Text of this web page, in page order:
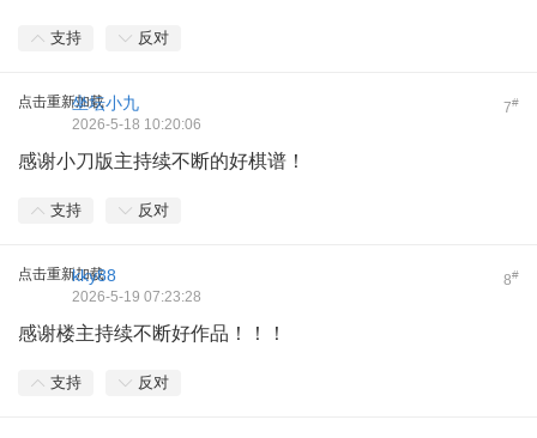
支持 反对
点击重新加载 7#
坐坛小九
2026-5-18 10:20:06
感谢小刀版主持续不断的好棋谱！
支持 反对
点击重新加载 8#
kky88
2026-5-19 07:23:28
感谢楼主持续不断好作品！！！
支持 反对